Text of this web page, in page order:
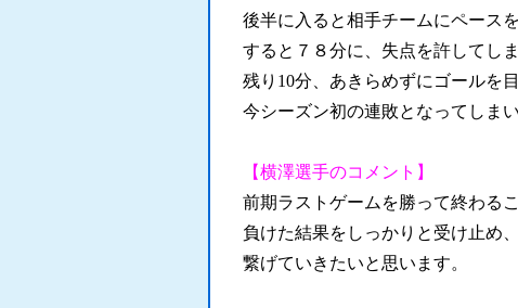
後半に入ると相手チームにペース
すると７８分に、失点を許してし
残り10分、あきらめずにゴールを
今シーズン初の連敗となってしまい
【横澤選手のコメント】
前期ラストゲームを勝って終わる
負けた結果をしっかりと受け止め
繋げていきたいと思います。